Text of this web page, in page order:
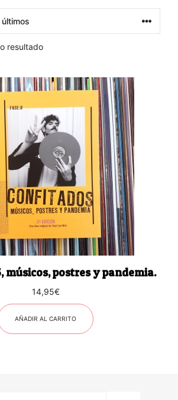
resultado
músicos, postres y pandemia.
14,95€
AÑADIR AL CARRITO